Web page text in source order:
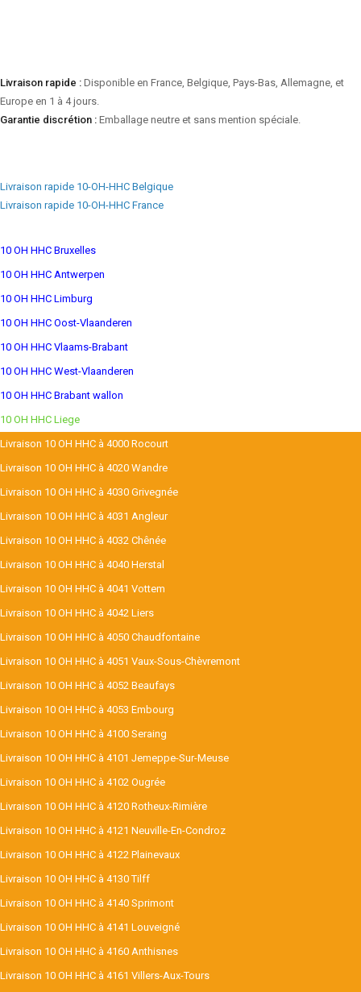
Livraison rapide : Disponible en France, Belgique, Pays-Bas, Allemagne, et
Europe en 1 à 4 jours.
Garantie discrétion : Emballage neutre et sans mention spéciale.
Livraison rapide 10-OH-HHC Belgique
Livraison rapide 10-OH-HHC France
10 OH HHC Bruxelles
10 OH HHC Antwerpen
10 OH HHC Limburg
10 OH HHC Oost-Vlaanderen
10 OH HHC Vlaams-Brabant
10 OH HHC West-Vlaanderen
10 OH HHC Brabant wallon
10 OH HHC Liege
Livraison 10 OH HHC à 4000 Rocourt
Livraison 10 OH HHC à 4020 Wandre
Livraison 10 OH HHC à 4030 Grivegnée
Livraison 10 OH HHC à 4031 Angleur
Livraison 10 OH HHC à 4032 Chênée
Livraison 10 OH HHC à 4040 Herstal
Livraison 10 OH HHC à 4041 Vottem
Livraison 10 OH HHC à 4042 Liers
Livraison 10 OH HHC à 4050 Chaudfontaine
Livraison 10 OH HHC à 4051 Vaux-Sous-Chèvremont
Livraison 10 OH HHC à 4052 Beaufays
Livraison 10 OH HHC à 4053 Embourg
Livraison 10 OH HHC à 4100 Seraing
Livraison 10 OH HHC à 4101 Jemeppe-Sur-Meuse
Livraison 10 OH HHC à 4102 Ougrée
Livraison 10 OH HHC à 4120 Rotheux-Rimière
Livraison 10 OH HHC à 4121 Neuville-En-Condroz
Livraison 10 OH HHC à 4122 Plainevaux
Livraison 10 OH HHC à 4130 Tilff
Livraison 10 OH HHC à 4140 Sprimont
Livraison 10 OH HHC à 4141 Louveigné
Livraison 10 OH HHC à 4160 Anthisnes
Livraison 10 OH HHC à 4161 Villers-Aux-Tours